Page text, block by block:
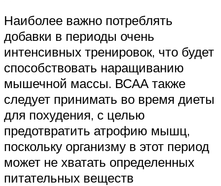
Наиболее важно потреблять
добавки в периоды очень
интенсивных тренировок, что будет
способствовать наращиванию
мышечной массы. ВСАА также
следует принимать во время диеты
для похудения, с целью
предотвратить атрофию мышц,
поскольку организму в этот период
может не хватать определенных
питательных веществ